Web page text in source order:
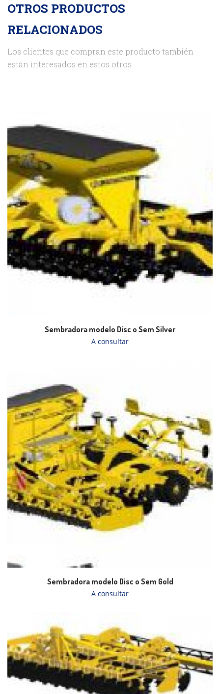
OTROS PRODUCTOS
RELACIONADOS
Los clientes que compran este producto también
están interesados en estos otros
Sembradora modelo Disc o Sem Silver
A consultar
Sembradora modelo Disc o Sem Gold
A consultar